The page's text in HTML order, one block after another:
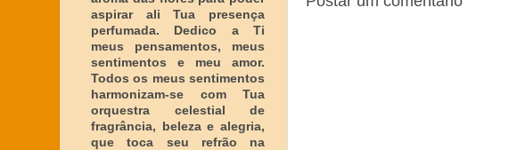
aspirar ali Tua presença
perfumada. Dedico a Ti
meus pensamentos, meus
sentimentos e meu amor.
Todos os meus sentimentos
harmonizam-se com Tua
orquestra celestial de
fragrância, beleza e alegria,
que toca seu refrão na